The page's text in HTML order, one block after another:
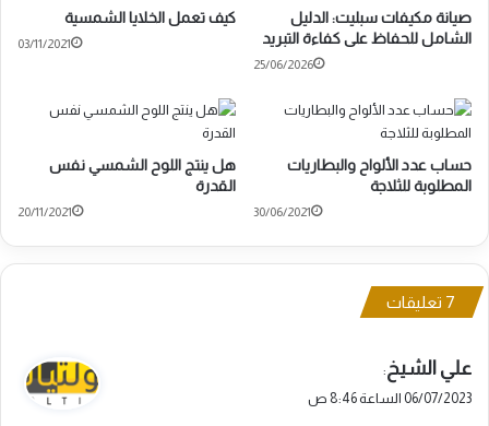
كيف تعمل الخلايا الشمسية
03/11/2021
صيانة مكيفات سبليت: الدليل
الشامل للحفاظ على كفاءة التبريد
25/06/2026
هل ينتج اللوح الشمسي نفس
القدرة
20/11/2021
حساب عدد الألواح والبطاريات
المطلوبة للثلاجة
30/06/2021
‫7 تعليقات
ي
ق
علي الشيخ:
06/07/2023 الساعة 8:46 ص